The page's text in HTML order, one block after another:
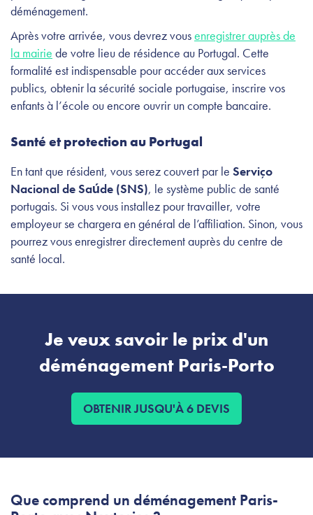
déménagement.
Après votre arrivée, vous devrez vousenregistrer auprès de
la mairie de votre lieu de résidence au Portugal. Cette
formalité est indispensable pour accéder aux services
publics, obtenir la sécurité sociale portugaise, inscrire vos
enfants à l’école ou encore ouvrir un compte bancaire.
Santé et protection au Portugal
En tant que résident, vous serez couvert par le Serviço
Nacional de Saúde (SNS), le système public de santé
portugais. Si vous vous installez pour travailler, votre
employeur se chargera en général de l’affiliation. Sinon, vous
pourrez vous enregistrer directement auprès du centre de
santé local.
Je veux savoir le prix d'un
déménagement Paris-Porto
OBTENIR JUSQU'À 6 DEVIS
Que comprend un déménagement Paris-